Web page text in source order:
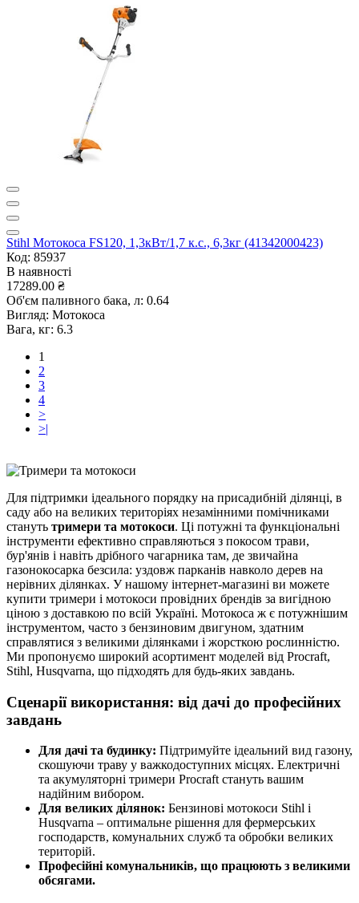
Stihl Мотокоса FS120, 1,3кВт/1,7 к.с., 6,3кг (41342000423)
Код: 85937
В наявності
17289.00 ₴
Об'єм паливного бака, л: 0.64
Вигляд: Мотокоса
Вага, кг: 6.3
1
2
3
4
>
>|
Для підтримки ідеального порядку на присадибній ділянці, в
саду або на великих територіях незамінними помічниками
стануть тримери та мотокоси. Ці потужні та функціональні
інструменти ефективно справляються з покосом трави,
бур'янів і навіть дрібного чагарника там, де звичайна
газонокосарка безсила: уздовж парканів навколо дерев на
нерівних ділянках. У нашому інтернет-магазині ви можете
купити тримери і мотокоси провідних брендів за вигідною
ціною з доставкою по всій Україні. Мотокоса ж є потужнішим
інструментом, часто з бензиновим двигуном, здатним
справлятися з великими ділянками і жорсткою рослинністю.
Ми пропонуємо широкий асортимент моделей від Procraft,
Stihl, Husqvarna, що підходять для будь-яких завдань.
Сценарії використання: від дачі до професійних
завдань
Для дачі та будинку: Підтримуйте ідеальний вид газону,
скошуючи траву у важкодоступних місцях. Електричні
та акумуляторні тримери Procraft стануть вашим
надійним вибором.
Для великих ділянок: Бензинові мотокоси Stihl і
Husqvarna – оптимальне рішення для фермерських
господарств, комунальних служб та обробки великих
територій.
Професійні комунальників, що працюють з великими
обсягами.